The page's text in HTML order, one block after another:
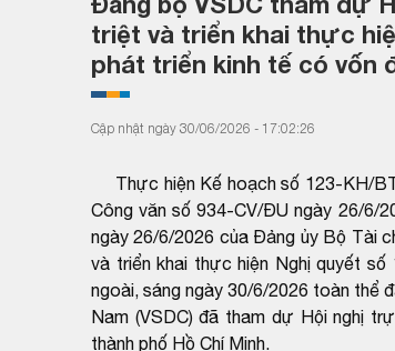
triệt và triển khai thực
phát triển kinh tế có vốn
Cập nhật ngày 30/06/2026 - 17:02:26
Thực hiện Kế hoạch số 123-KH/
Công văn số 934-CV/ĐU ngày 26/6/
ngày 26/6/2026 của Đảng ủy Bộ Tài
và triển khai thực hiện Nghị quyết
ngoài, sáng ngày 30/6/2026 toàn thể
Nam (VSDC) đã tham dự Hội nghị
thành phố Hồ Chí Minh.